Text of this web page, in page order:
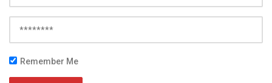
Remember Me